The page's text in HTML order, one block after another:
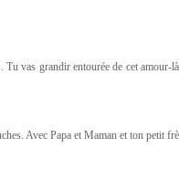
vas grandir entourée de cet amour-
Avec Papa et Maman et ton petit